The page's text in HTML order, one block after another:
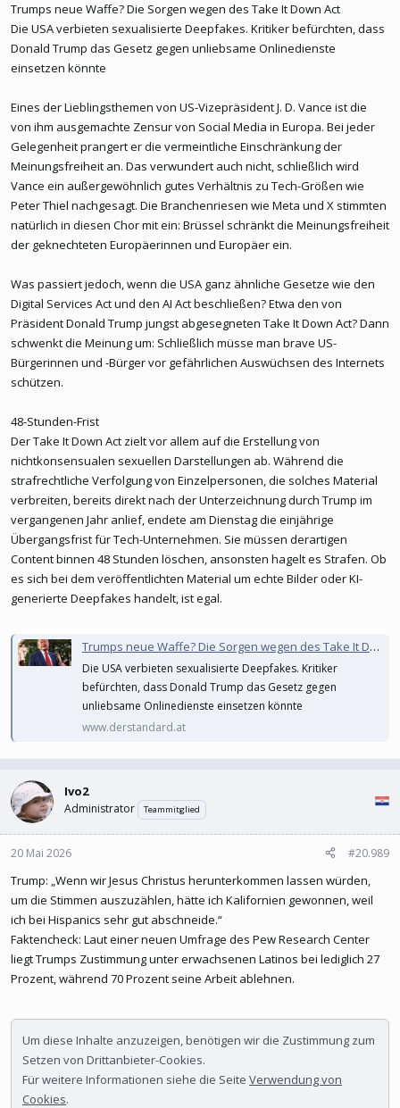
Trumps neue Waffe? Die Sorgen wegen des Take It Down Act
Die USA verbieten sexualisierte Deepfakes. Kritiker befürchten, dass
Donald Trump das Gesetz gegen unliebsame Onlinedienste
einsetzen könnte
Eines der Lieblingsthemen von US-Vizepräsident J. D. Vance ist die
von ihm ausgemachte Zensur von Social Media in Europa. Bei jeder
Gelegenheit prangert er die vermeintliche Einschränkung der
Meinungsfreiheit an. Das verwundert auch nicht, schließlich wird
Vance ein außergewöhnlich gutes Verhältnis zu Tech-Größen wie
Peter Thiel nachgesagt. Die Branchenriesen wie Meta und X stimmten
natürlich in diesen Chor mit ein: Brüssel schränkt die Meinungsfreiheit
der geknechteten Europäerinnen und Europäer ein.
Was passiert jedoch, wenn die USA ganz ähnliche Gesetze wie den
Digital Services Act und den AI Act beschließen? Etwa den von
Präsident Donald Trump jungst abgesegneten Take It Down Act? Dann
schwenkt die Meinung um: Schließlich müsse man brave US-
Bürgerinnen und -Bürger vor gefährlichen Auswüchsen des Internets
schützen.
48-Stunden-Frist
Der Take It Down Act zielt vor allem auf die Erstellung von
nichtkonsensualen sexuellen Darstellungen ab. Während die
strafrechtliche Verfolgung von Einzelpersonen, die solches Material
verbreiten, bereits direkt nach der Unterzeichnung durch Trump im
vergangenen Jahr anlief, endete am Dienstag die einjährige
Übergangsfrist für Tech-Unternehmen. Sie müssen derartigen
Content binnen 48 Stunden löschen, ansonsten hagelt es Strafen. Ob
es sich bei dem veröffentlichten Material um echte Bilder oder KI-
generierte Deepfakes handelt, ist egal.
Trumps neue Waffe? Die Sorgen wegen des Take It Down Act
Die USA verbieten sexualisierte Deepfakes. Kritiker
befürchten, dass Donald Trump das Gesetz gegen
unliebsame Onlinedienste einsetzen könnte
www.derstandard.at
Ivo2
Administrator Teammitglied
20 Mai 2026 #20.989
Trump: „Wenn wir Jesus Christus herunterkommen lassen würden,
um die Stimmen auszuzählen, hätte ich Kalifornien gewonnen, weil
ich bei Hispanics sehr gut abschneide.“
Faktencheck: Laut einer neuen Umfrage des Pew Research Center
liegt Trumps Zustimmung unter erwachsenen Latinos bei lediglich 27
Prozent, während 70 Prozent seine Arbeit ablehnen.
Um diese Inhalte anzuzeigen, benötigen wir die Zustimmung zum
Setzen von Drittanbieter-Cookies.
Für weitere Informationen siehe die Seite Verwendung von
Cookies.